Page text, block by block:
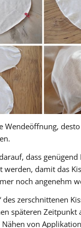
Wendeöffnung,
dass
werden, damit das
noch angenehm
des zerschnittenen
späteren Zeitpunkt
von